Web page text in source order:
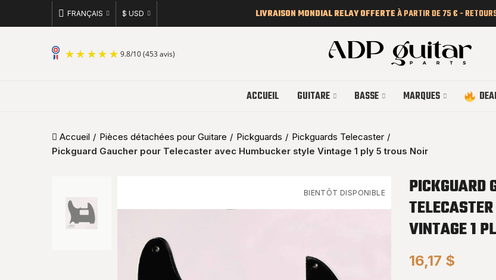
FRANÇAIS $ USD LIVRAISON MONDIAL RELAY OFFERTEÀ PARTIR DE 75 € -
ACCUEIL GUITARE BASSE MARQUES
Accueil Pièces détachées pour Guitare Pickguards
Pickguards Telecaster
Pickguard Gaucher pour Telecaster avec Humbucker style Vintage 1 ply 5 trous Noir
BIENTÔT DISPONIBLE
PICKGUARD
VINTAGE 1
16,17 $